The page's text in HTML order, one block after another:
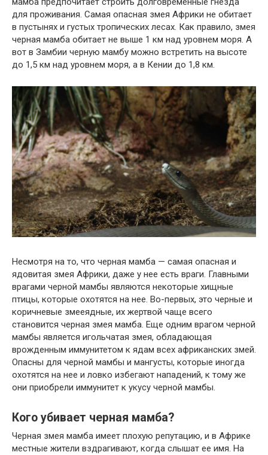
для проживания. Самая опасная змея Африки не обитает
в пустынях и густых тропических лесах. Как правило, змея
черная мамба обитает не выше 1 км над уровнем моря. А
вот в Замбии черную мамбу можно встретить на высоте
до 1,5 км над уровнем моря, а в Кении до 1,8 км.
Несмотря на то, что черная мамба — самая опасная и
ядовитая змея Африки, даже у нее есть враги. Главными
врагами черной мамбы являются некоторые хищные
птицы, которые охотятся на нее. Во-первых, это черные и
коричневые змееядные, их жертвой чаще всего
становится черная змея мамба. Еще одним врагом черной
мамбы является игольчатая змея, обладающая
врожденным иммунитетом к ядам всех африканских змей.
Опасны для черной мамбы и мангусты, которые иногда
охотятся на нее и ловко избегают нападений, к тому же
они приобрели иммунитет к укусу черной мамбы.
Кого убивает черная мамба?
Черная змея мамба имеет плохую репутацию, и в Африке
местные жители вздрагивают, когда слышат ее имя. На